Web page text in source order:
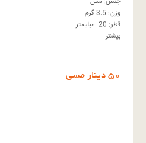
وزن: 3.5 گرم
قطر: 20 میلیمتر
بیشتر
٥٠ دينار مسى